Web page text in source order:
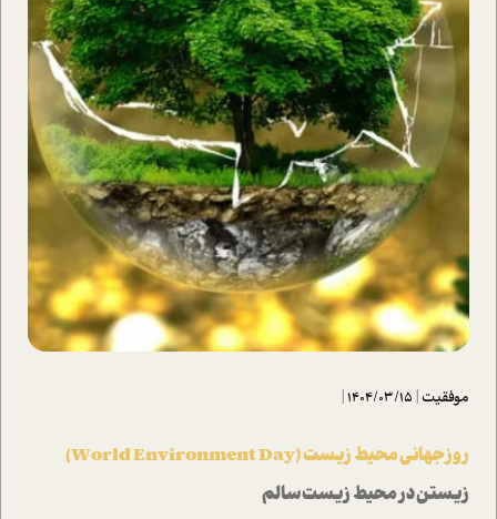
موفقیت|
1404/03/15
|
روز جهانی محیط زیست (World Environment Day)
زیستن در محیط زیست سالم